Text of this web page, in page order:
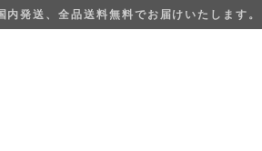
内発送、全品送料無料でお届けいたします。